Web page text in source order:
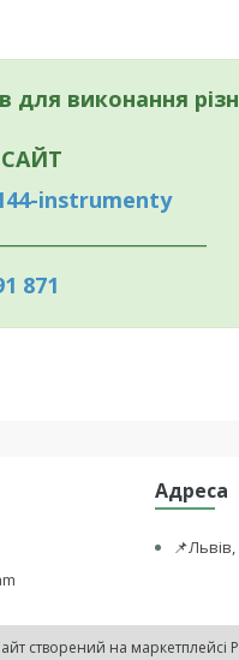
для виконання
instrumenty
871
Адреса
створений на маркетплейсі